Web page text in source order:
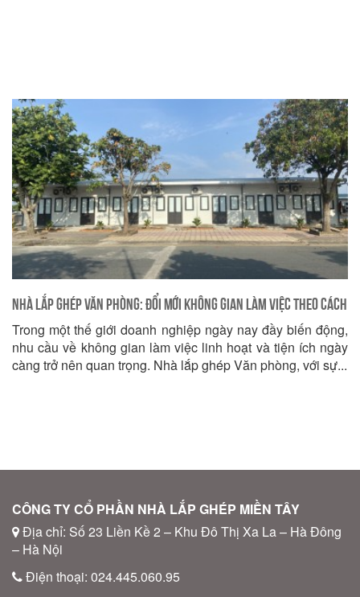
Nhà lắp ghép Văn phòng: Đổi Mới Không gian Làm việc Theo Cách
Thông minh và Tiện ích
Trong một thế giới doanh nghiệp ngày nay đầy biến động,
nhu cầu về không gian làm việc linh hoạt và tiện ích ngày
càng trở nên quan trọng. Nhà lắp ghép Văn phòng, với sự...
CÔNG TY CỔ PHẦN NHÀ LẮP GHÉP MIỀN TÂY
Địa chỉ: Số 23 Liền Kề 2 – Khu Đô Thị Xa La – Hà Đông
– Hà Nội
Điện thoại: 024.445.060.95